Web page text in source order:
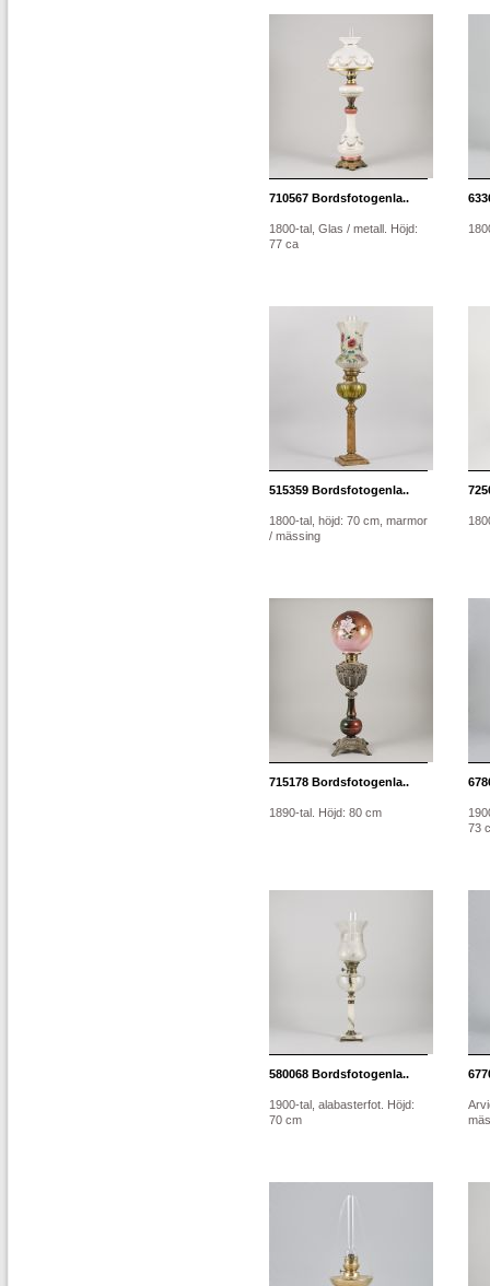
710567 Bordsfotogenla..
1800-tal, Glas / metall. Höjd:
77 ca
515359 Bordsfotogenla..
1800-tal, höjd: 70 cm, marmor
/ mässing
715178 Bordsfotogenla..
1890-tal. Höjd: 80 cm
73
580068 Bordsfotogenla..
1900-tal, alabasterfot. Höjd:
70 cm